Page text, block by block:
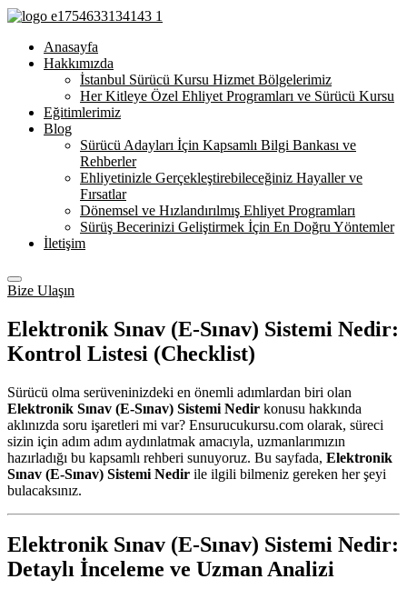
Anasayfa
Hakkımızda
İstanbul Sürücü Kursu Hizmet Bölgelerimiz
Her Kitleye Özel Ehliyet Programları ve Sürücü Kursu
Eğitimlerimiz
Blog
Sürücü Adayları İçin Kapsamlı Bilgi Bankası ve
Rehberler
Ehliyetinizle Gerçekleştirebileceğiniz Hayaller ve
Fırsatlar
Dönemsel ve Hızlandırılmış Ehliyet Programları
Sürüş Becerinizi Geliştirmek İçin En Doğru Yöntemler
İletişim
Bize Ulaşın
Elektronik Sınav (E-Sınav) Sistemi Nedir:
Kontrol Listesi (Checklist)
Sürücü olma serüveninizdeki en önemli adımlardan biri olan
Elektronik Sınav (E-Sınav) Sistemi Nedir konusu hakkında
aklınızda soru işaretleri mi var? Ensurucukursu.com olarak, süreci
sizin için adım adım aydınlatmak amacıyla, uzmanlarımızın
hazırladığı bu kapsamlı rehberi sunuyoruz. Bu sayfada, Elektronik
Sınav (E-Sınav) Sistemi Nedir ile ilgili bilmeniz gereken her şeyi
bulacaksınız.
Elektronik Sınav (E-Sınav) Sistemi Nedir:
Detaylı İnceleme ve Uzman Analizi